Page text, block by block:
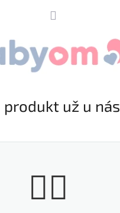
produkt už u nás
🤷‍♀️